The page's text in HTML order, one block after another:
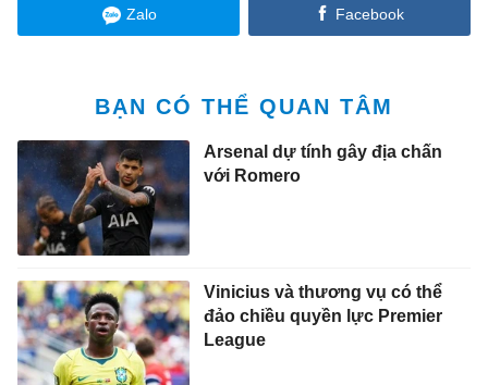
Zalo Facebook
BẠN CÓ THỂ QUAN TÂM
Arsenal dự tính gây địa chấn
với Romero
Vinicius và thương vụ có thể
đảo chiều quyền lực Premier
League